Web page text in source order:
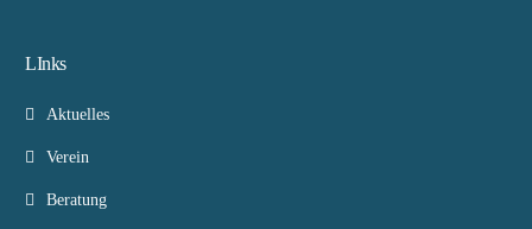
LInks
Aktuelles
Verein
Beratung